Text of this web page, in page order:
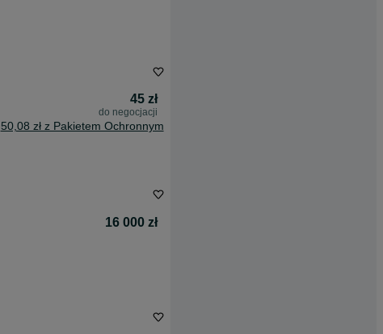
45 zł
do negocjacji
50,08 zł z Pakietem Ochronnym
16 000 zł